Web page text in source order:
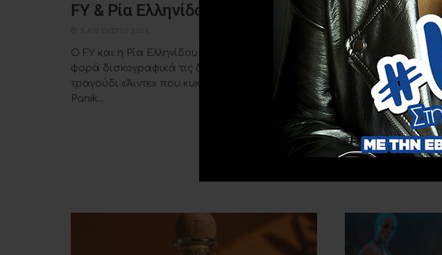
FY & Ρία Ελληνίδου – «Άιντε»
Ο FY και η Ρία Ελληνίδου ενώνουν για πρώτη
φορά δισκογραφικά τις δυνάμεις τους, στο νέο
τραγούδι «Άιντε» που κυκλοφορεί από την
Panik...
Τα
γενιάς
«Summer
Ρακιντζή
29 ΙΟΥΛΊΟΥ 2026
Ο Μιχάλης
άλμπουμ
συλλογή με 13
πορείας του, που